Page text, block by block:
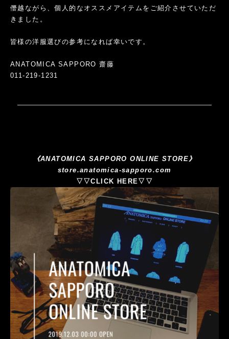
僭越ながら、個人的なオススメアイテムをご紹介させていただ
きました。
皆様の洋服選びの参考になれば幸いです。
ANATOMICA SAPPORO 齋藤
011-219-1231
《ANATOMICA SAPPORO ONLINE STORE》
store.anatomica-sapporo.com
▽▽CLICK HERE▽▽